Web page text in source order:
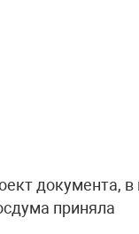
документа, в
приняла